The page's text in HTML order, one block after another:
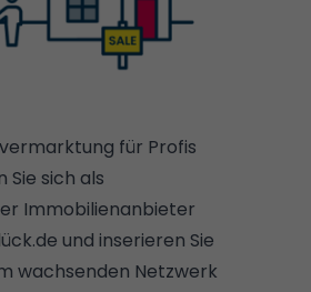
für Profis
Sie sich als
Immobilienanbieter
und inserieren Sie
wachsenden Netzwerk